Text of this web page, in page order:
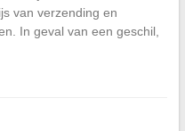
van verzending en
In geval van een geschil,